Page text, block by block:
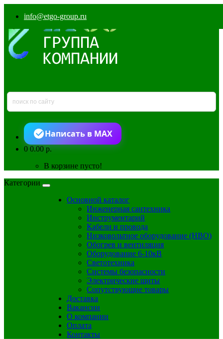
info@etgo-group.ru
Написать в MAX
00.00 р.
В корзине пусто!
Категории
Основной каталог
Инженерная сантехника
Инструментарий
Кабели и провода
Низковольтное оборудование (НВО)
Обогрев и вентиляция
Оборудование 6-10кВ
Светотехника
Системы безопасности
Электрические щиты
Сопутствующие товары
Доставка
Вакансии
О компании
Оплата
Контакты